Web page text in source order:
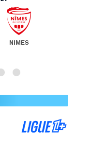
NIMES